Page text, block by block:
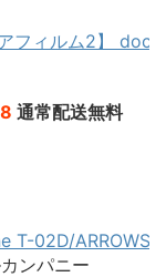
アフィルム2】
通常配送無料
T-02D/
カンパニー